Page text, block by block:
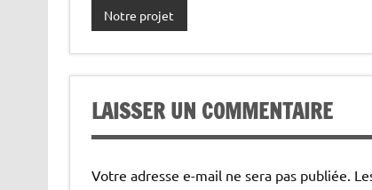
Notre projet
LAISSER UN COMMENTAIRE
Votre adresse e-mail ne sera pas publiée.